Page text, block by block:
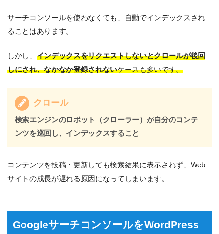
サーチコンソールを使わなくても、自動でインデックスされ
ることはあります。
しかし、 インデックスをリクエストしないとクロールが後回
しにされ、なかなか登録されないケースも多いです。
クロール
検索エンジンのロボット（クローラー）が自分のコンテ
ンツを巡回し、インデックスすること
コンテンツを投稿・更新しても検索結果に表示されず、Web
サイトの成長が遅れる原因になってしまいます。
GoogleサーチコンソールをWordPress